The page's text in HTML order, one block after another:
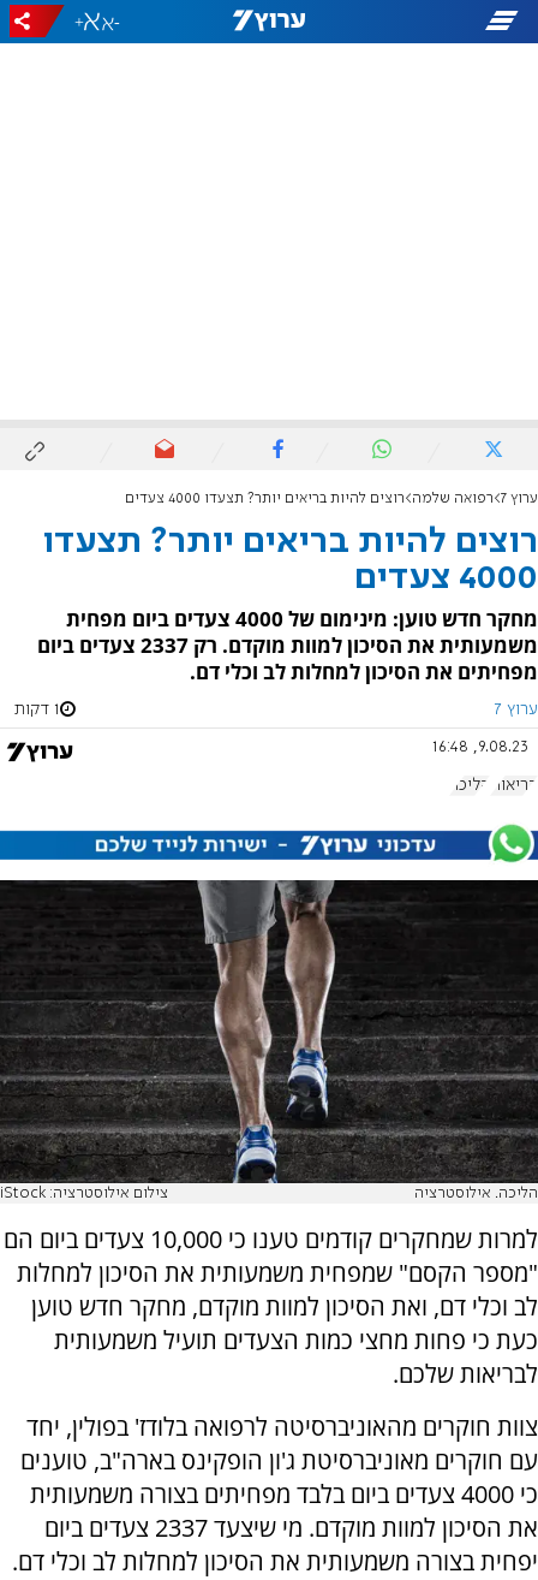
-
+
ערוץ 7 רפואה שלמה רוצים להיות בריאים יותר? תצעדו 4000 צעדים
רוצים להיות בריאים יותר? תצעדו
4000 צעדים
מחקר חדש טוען: מינימום של 4000 צעדים ביום מפחית
משמעותית את הסיכון למוות מוקדם. רק 2337 צעדים ביום
מפחיתים את הסיכון למחלות לב וכלי דם.
ערוץ 7 1 דקות
9.08.23, 16:48
בריאות הליכה
הליכה. אילוסטרציה צילום אילוסטרציה: iStock
למרות שמחקרים קודמים טענו כי 10,000 צעדים ביום הם
"מספר הקסם" שמפחית משמעותית את הסיכון למחלות
לב וכלי דם, ואת הסיכון למוות מוקדם, מחקר חדש טוען
כעת כי פחות מחצי כמות הצעדים תועיל משמעותית
לבריאות שלכם.
צוות חוקרים מהאוניברסיטה לרפואה בלודז' בפולין, יחד
עם חוקרים מאוניברסיטת ג'ון הופקינס בארה"ב, טוענים
כי 4000 צעדים ביום בלבד מפחיתים בצורה משמעותית
את הסיכון למוות מוקדם. מי שיצעד 2337 צעדים ביום
יפחית בצורה משמעותית את הסיכון למחלות לב וכלי דם.